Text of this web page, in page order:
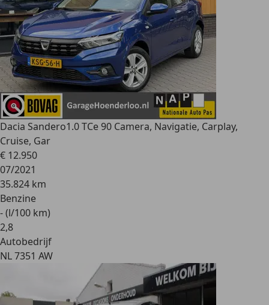
Dacia Sandero1.0 TCe 90 Camera, Navigatie, Carplay,
Cruise, Gar
€ 12.950
07/2021
35.824 km
Benzine
- (l/100 km)
2,8
Autobedrijf
NL 7351 AW